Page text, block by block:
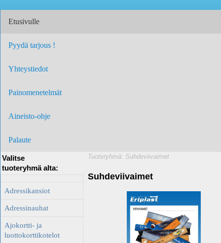
Etusivulle
Pyydä tarjous !
Yhteystiedot
Painomenetelmät
Aineisto-ohje
Palaute
Valitse
tuoteryhmä alta:
Adressikansiot
Adressinauhat
Ajokortti- ja
luottokorttikotelot
Tuoteryhmä: Suhdeviivaimet
Suhdeviivaimet